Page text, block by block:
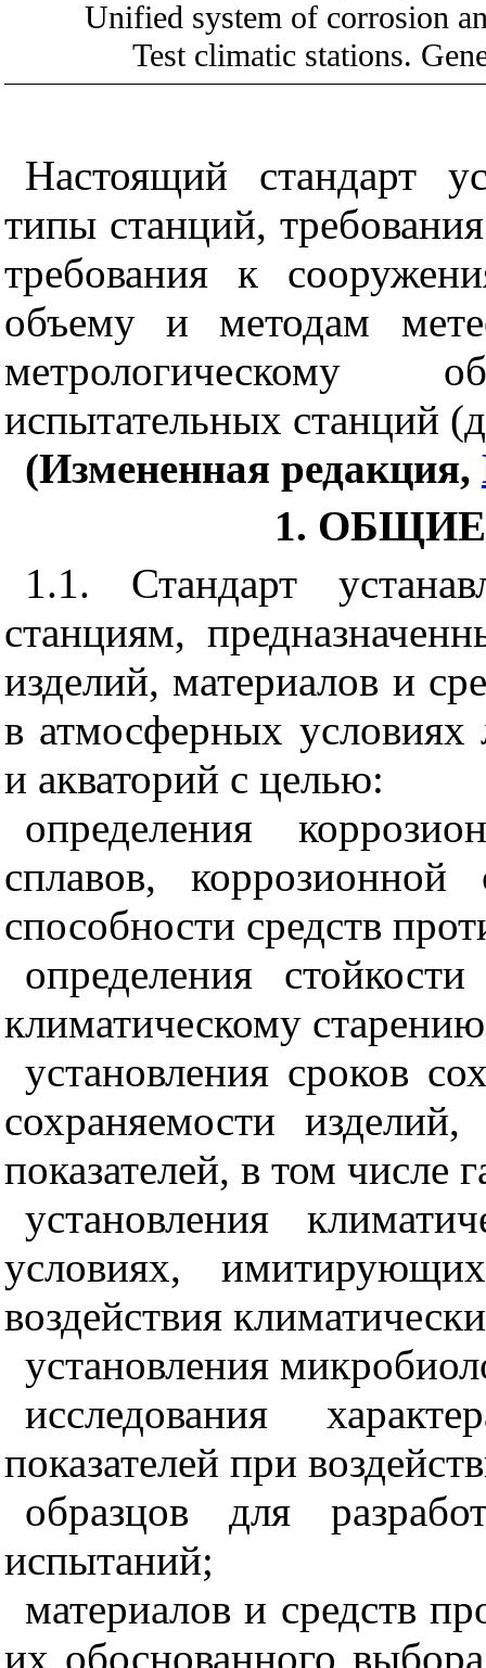
Unified system of corrosion
Test climatic stations.
Настоящий стандарт
типы станций,
требования к
объему и методам
метрологическому
испытательных станций
(Измененная редакция,
1.
1.1. Стандарт
станциям,
изделий, материалов и
в атмосферных
и акваторий с целью:
определения
сплавов,
способности средств
определения
климатическому
установления сроков
сохраняемости
показателей, в том числе
установления
условиях,
воздействия
установления
исследования
показателей при
образцов для
испытаний;
материалов и средств
их обоснованного